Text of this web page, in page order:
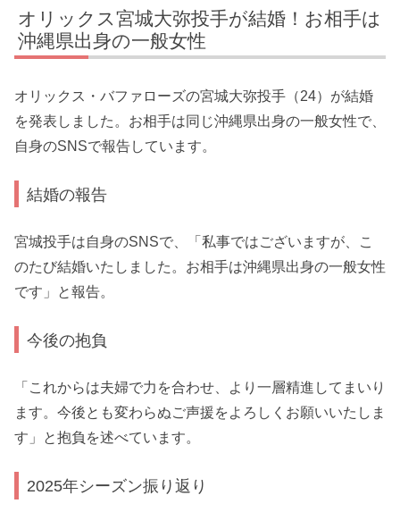
オリックス宮城大弥投手が結婚！お相手は
沖縄県出身の一般女性
オリックス・バファローズの宮城大弥投手（24）が結婚
を発表しました。お相手は同じ沖縄県出身の一般女性で、
自身のSNSで報告しています。
結婚の報告
宮城投手は自身のSNSで、「私事ではございますが、こ
のたび結婚いたしました。お相手は沖縄県出身の一般女性
です」と報告。
今後の抱負
「これからは夫婦で力を合わせ、より一層精進してまいり
ます。今後とも変わらぬご声援をよろしくお願いいたしま
す」と抱負を述べています。
2025年シーズン振り返り